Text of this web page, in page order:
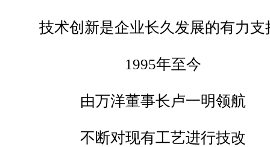
技术创新是企业长久发展的有力支
1995年至今
由万洋董事长卢一明领航
不断对现有工艺进行技改